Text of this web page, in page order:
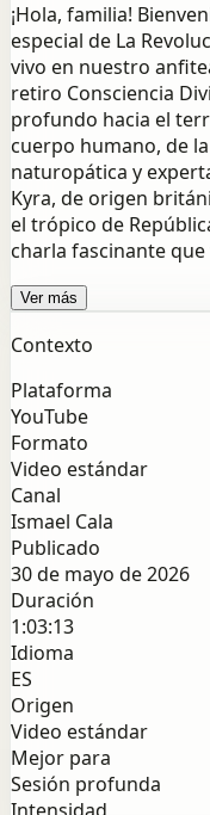
¡Hola, familia!
especial de La
vivo en nuestro
retiro Consciencia
profundo hacia el
cuerpo humano, de
naturopática y
Kyra, de origen
el trópico de
charla fascinante
Ver más
Contexto
Plataforma
YouTube
Formato
Video estándar
Canal
Ismael Cala
Publicado
30 de mayo de 2026
Duración
1:03:13
Idioma
ES
Origen
Video estándar
Mejor para
Sesión profunda